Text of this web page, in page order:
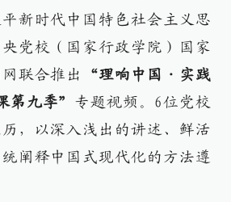
新时代中国特色社会主义思
党校（国家行政学院）国家
联合推出
“理响中国·实践
第九季” 专题视频。6位党校
，以深入浅出的讲述、鲜活
阐释中国式现代化的方法遵